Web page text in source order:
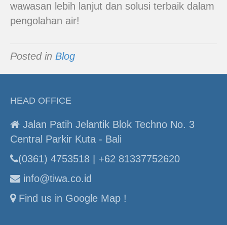
wawasan lebih lanjut dan solusi terbaik dalam
pengolahan air!
Posted in Blog
HEAD OFFICE
Jalan Patih Jelantik Blok Techno No. 3
Central Parkir Kuta - Bali
(0361) 4753518 | +62 81337752620
info@tiwa.co.id
Find us in Google Map !